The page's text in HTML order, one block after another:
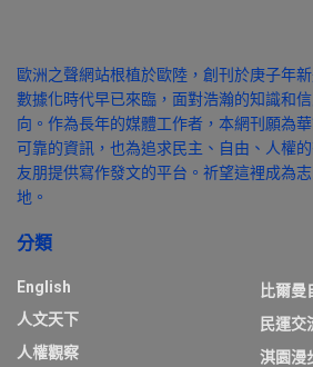
歐洲之聲網站根植於歐陸，創刊於庚子年
數據化時代早已來臨，面對浩瀚的知識和
向。作為長年的媒體工作者，本網刊願為
可靠的資訊，也為追求民主、自由、人權
友朋提供寫作發文的平台。祈望這裡成為
地。
分類
English
人文天下
人權觀察
比爾曼
民運交
淇園漫